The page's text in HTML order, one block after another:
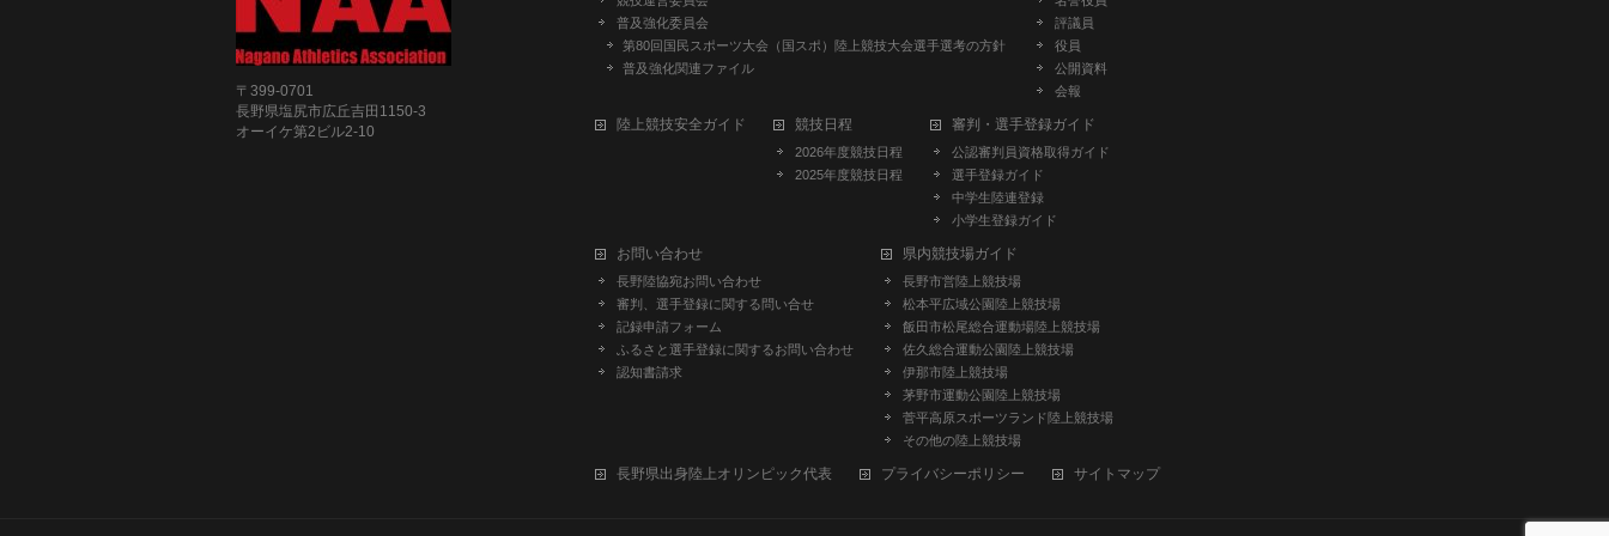
〒399-0701
長野県塩尻市広丘吉田1150-3
オーイケ第2ビル2-10
普及強化委員会
第80回国民スポーツ大会（国スポ）陸上競技大会選手選考の方針
普及強化関連ファイル
評議員
役員
公開資料
会報
陸上競技安全ガイド 競技日程
2026年度競技日程
2025年度競技日程
審判・選手登録ガイド
公認審判員資格取得ガイド
選手登録ガイド
中学生陸連登録
小学生登録ガイド
お問い合わせ
長野陸協宛お問い合わせ
審判、選手登録に関する問い合せ
記録申請フォーム
ふるさと選手登録に関するお問い合わせ
認知書請求
県内競技場ガイド
長野市営陸上競技場
松本平広域公園陸上競技場
飯田市松尾総合運動場陸上競技場
佐久総合運動公園陸上競技場
伊那市陸上競技場
茅野市運動公園陸上競技場
菅平高原スポーツランド陸上競技場
その他の陸上競技場
長野県出身陸上オリンピック代表 プライバシーポリシー サイトマップ